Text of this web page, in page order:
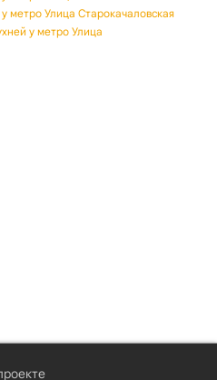
метро Улица Старокачаловская
у метро Улица